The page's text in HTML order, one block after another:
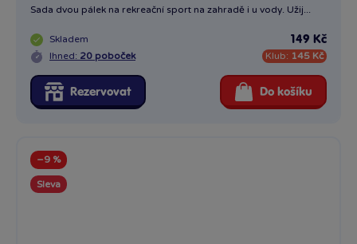
Sada dvou pálek na rekreační sport na zahradě i u vody. Užij...
Skladem
Ihned: 20 poboček
149 Kč
Klub: 145 Kč
Rezervovat Do košíku
−9 %
Sleva